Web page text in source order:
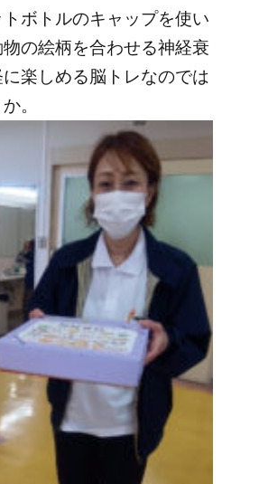
ボトルのキャップを使い
の絵柄を合わせる神経衰
楽しめる脳トレなのでは
。